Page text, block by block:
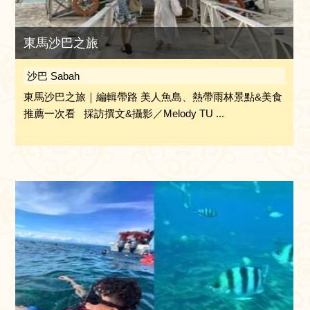
東馬沙巴之旅
沙巴 Sabah
東馬沙巴之旅｜編輯帶路 美人魚島、熱帶雨林景點&美食
推薦一次看 採訪撰文&攝影／Melody TU ...